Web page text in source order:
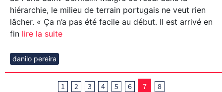
hiérarchie, le milieu de terrain portugais ne veut rien
lâcher. « Ça n’a pas été facile au début. Il est arrivé en
fin lire la suite
danilo pereira
1 2 3 4 5 6 7 8